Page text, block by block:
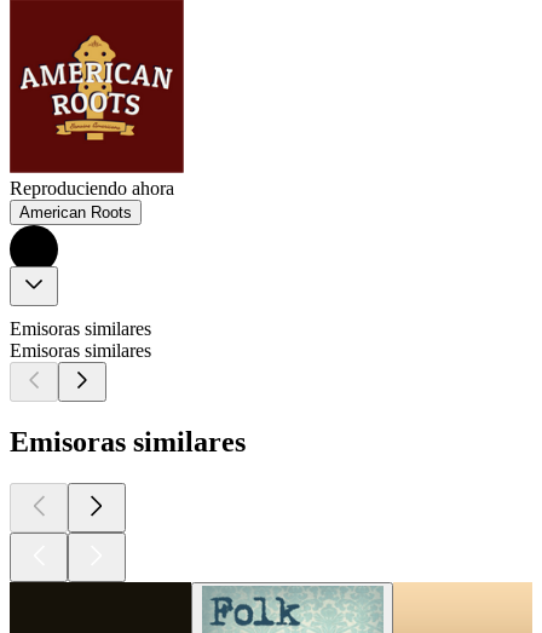
Reproduciendo ahora
American Roots
Emisoras similares
Emisoras similares
Emisoras similares